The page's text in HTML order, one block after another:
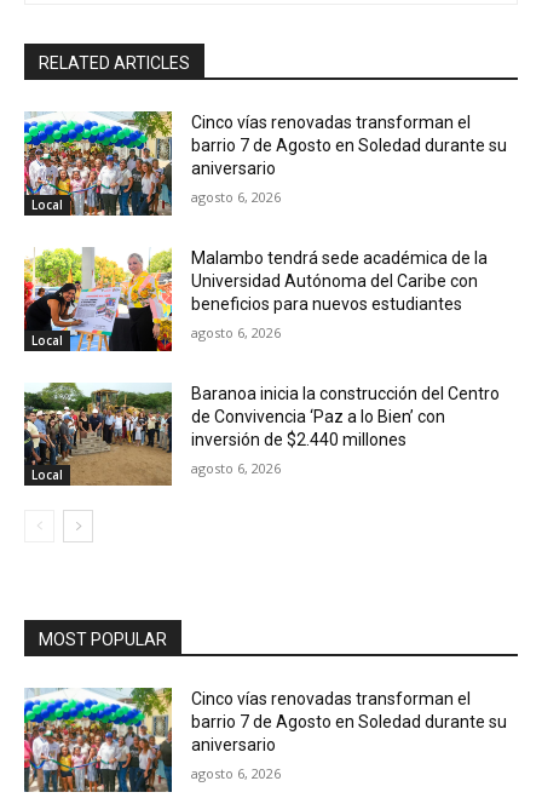
RELATED ARTICLES
Local
Cinco vías renovadas transforman el
barrio 7 de Agosto en Soledad durante su
aniversario
agosto 6, 2026
Local
Malambo tendrá sede académica de la
Universidad Autónoma del Caribe con
beneficios para nuevos estudiantes
agosto 6, 2026
Local
Baranoa inicia la construcción del Centro
de Convivencia ‘Paz a lo Bien’ con
inversión de $2.440 millones
agosto 6, 2026
MOST POPULAR
Cinco vías renovadas transforman el
barrio 7 de Agosto en Soledad durante su
aniversario
agosto 6, 2026